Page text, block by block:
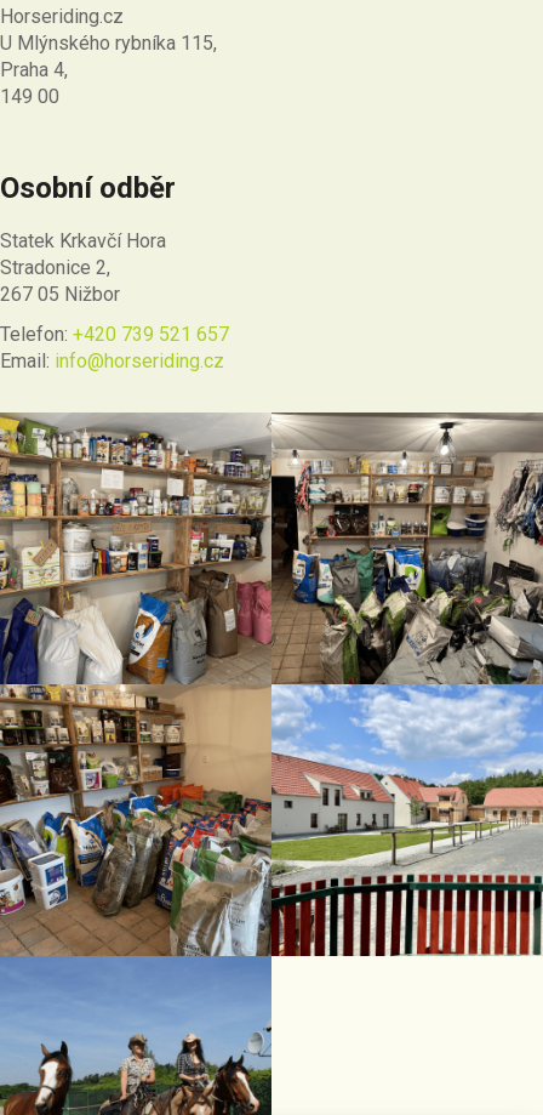
Horseriding.cz
U Mlýnského rybníka 115,
Praha 4,
149 00
Osobní odběr
Statek Krkavčí Hora
Stradonice 2,
267 05 Nižbor
Telefon: +420 739 521 657
Email: info@horseriding.cz